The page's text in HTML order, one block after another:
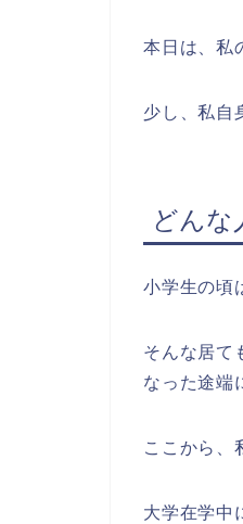
本日は、私
少し、私自
どんな
小学生の頃
そんな居て
なった途端
ここから、
大学在学中